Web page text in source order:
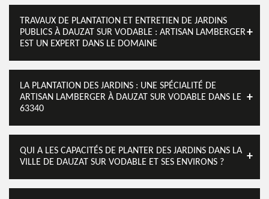
TRAVAUX DE PLANTATION ET ENTRETIEN DE JARDINS
PUBLICS À DAUZAT SUR VODABLE : ARTISAN LAMBERGER
EST UN EXPERT DANS LE DOMAINE
LA PLANTATION DES JARDINS : UNE SPÉCIALITÉ DE
ARTISAN LAMBERGER À DAUZAT SUR VODABLE DANS LE
63340
QUI A LES CAPACITÉS DE PLANTER DES JARDINS DANS LA
VILLE DE DAUZAT SUR VODABLE ET SES ENVIRONS ?